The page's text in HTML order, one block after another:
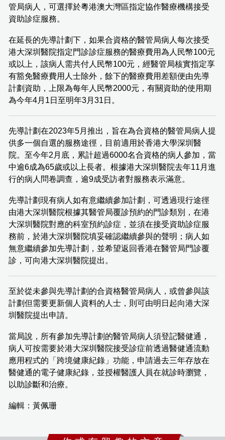
管局病人，可選擇於粵港澳大灣區指定協作醫療機構接受
資助診症服務。
在延長的先導計劃下，如果合資格的醫管局病人每次接受
港大深圳醫院指定門診診症服務的醫療費用為人民幣100元
或以上，該病人需共付人民幣100元，經醫管局核實指定享
有豁免醫療費用人士除外，餘下的醫療費用差額便由先導
計劃資助，上限為每年人民幣2000元，有關資助的使用期
為今年4月1日至明年3月31日。
先導計劃在2023年5月推出，旨在為合資格的醫管局病人提
供多一個自選的服務途徑，目前適用於香港大學深圳醫
院。至今年2月底，累計超過6000名合資格的病人參加，當
中逾6成為65歲或以上長者。根據港大深圳醫院去年11月進
行的病人問卷調查，逾9成受訪者對服務表示滿意。
先導計劃現有病人如有意繼續參加計劃，可透過現行途徑
由港大深圳醫院根據其醫管局覆診預約的門診類別，在港
大深圳醫院對應的科室預約診症，並須在接受資助診症服
務前，於港大深圳醫院填妥確認繼續參與的聲明；病人如
無意繼續參加先導計劃，並希望返回香港在醫管局門診覆
診，可向港大深圳醫院提出。
至於從未參與先導計劃的合資格醫管局病人，或曾參與該
計劃但需要更新個人資料的人士，則可由明日起向港大深
圳醫院提出申請。
當局說，所有參加先導計劃的醫管局病人須登記醫健通，
病人可按需要於港大深圳醫院接受診症前透過醫健通流動
應用程式的「跨境健康紀錄」功能，申請過去三年存放在
醫健通的電子健康紀錄，並授權醫護人員在就診時瀏覽，
以助診斷和治療。
編輯：黃佩珊